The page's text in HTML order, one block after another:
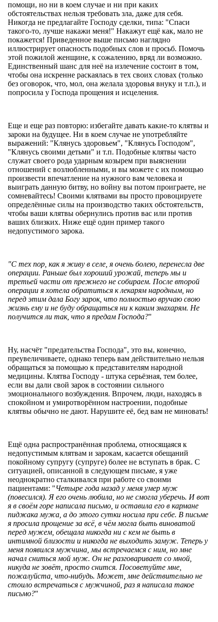
помощи, но ни в коем случае и ни при каких
обстоятельствах нельзя требовать зла, даже для себя.
Никогда не предлагайте Господу сделки, типа: "Спаси
такого-то, лучше накажи меня!" Накажут ещё как, мало не
покажется! Приведенное выше письмо наглядно
иллюстрирует опасность подобных слов и просьб. Помочь
этой пожилой женщине, к сожалению, вряд ли возможно.
Единственный шанс для неё на излечение состоит в том,
чтобы она искренне раскаялась в тех своих словах (только
без оговорок, что, мол, она желала здоровья внуку и т.п.), и
попросила у Господа прощения и исцеления.
Еще и еще раз повторю: избегайте давать какие-то клятвы и
зароки на будущее. Ни в коем случае не употребляйте
выражений: "Клянусь здоровьем", "Клянусь Господом",
"Клянусь своими детьми" и т.п. Подобные клятвы часто
служат своего рода ударным козырем при выяснении
отношений с возлюбленными, и вы можете с их помощью
произвести впечатление на нужного вам человека и
выиграть данную битву, но войну вы потом проиграете, не
сомневайтесь! Своими клятвами вы просто провоцируете
определённые силы на производство таких обстоятельств,
чтобы ваши клятвы обернулись против вас или против
ваших близких. Ниже ещё один пример такого
недопустимого зарока.
"С тех пор, как я живу в селе, я очень болею, перенесла две
операции. Раньше был хороший урожай, теперь мы и
третьей части от прежнего не собираем. После второй
операции я хотела обратиться к лекарям народным, но
перед этим дала Богу зарок, что полностью вручаю свою
жизнь ему и не буду обращаться ни к каким знахарям. Не
получится ли так, что я предам Господа?"
Ну, насчёт "предательства Господа", это вы, конечно,
преувеличиваете, однако теперь вам действительно нельзя
обращаться за помощью к представителям народной
медицины. Клятва Господу - штука серьёзная, тем более,
если вы дали свой зарок в состоянии сильного
эмоционального возбуждения. Впрочем, люди, находясь в
спокойном и умиротворённом настроении, подобные
клятвы обычно не дают. Нарушите её, бед вам не миновать!
Ещё одна распространённая проблема, относящаяся к
недопустимым клятвам и зарокам, касается обещаний
покойному супругу (супруге) более не вступать в брак. С
ситуацией, описанной в следующем письме, я уже
неоднократно сталкивался при работе со своими
пациентами: "Четыре года назад у меня умер муж
(повесился). Я его очень любила, но не смогла уберечь. И вот
я в своём горе написала письмо, и оставила его в кармане
пиджака мужа, а до этого сутки носила при себе. В письме
я просила прощение за всё, в чём могла быть виноватой
перед мужем, обещала никогда ни с кем не быть в
интимной близости и никогда не выходить замуж. Теперь у
меня появился мужчина, мы встречаемся с ним, но мне
начал сниться мой муж. Он не разговаривает со мной,
никуда не зовёт, просто снится. Посоветуйте мне,
пожалуйста, что-нибудь. Может, мне действительно не
стоило встречаться с мужчиной, раз я написала такое
письмо?"